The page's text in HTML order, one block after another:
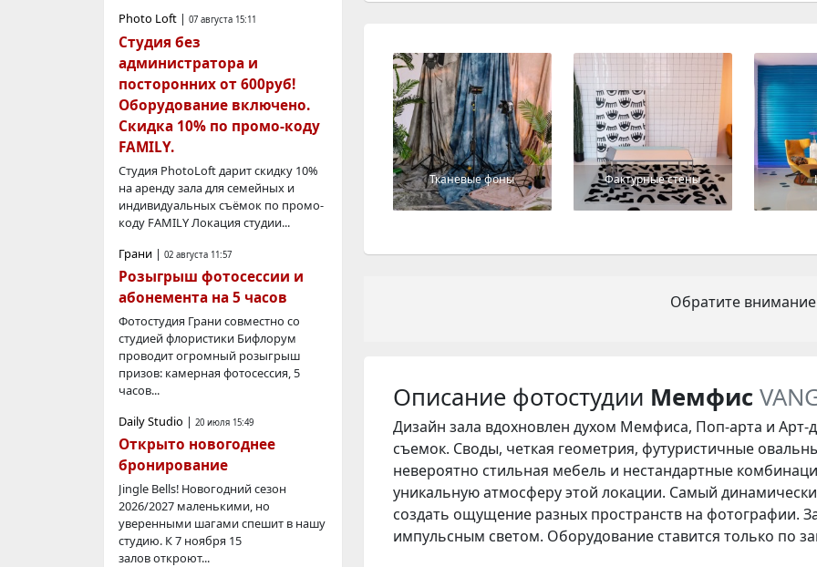
Тканевые фоны Фактурные стены
Обратите внимание
Описание фотостудии Мемфис
Дизайн зала вдохновлен духом Мемфиса, Поп-арта и Арт-
съемок. Своды, четкая геометрия, футуристичные
невероятно стильная мебель и нестандартные
уникальную атмосферу этой локации. Самый
создать ощущение разных пространств на фотографии.
импульсным светом. Оборудование ставится только по
Photo Loft | 07 августа 15:11
Студия без
администратора и
посторонних от 600руб!
Оборудование включено.
Скидка 10% по промо-коду
FAMILY.
Студия PhotoLoft дарит скидку 10%
на аренду зала для семейных и
индивидуальных съёмок по промо-
коду FAMILY Локация студии...
Грани | 02 августа 11:57
Розыгрыш фотосессии и
абонемента на 5 часов
Фотостудия Грани совместно со
студией флористики Бифлорум
проводит огромный розыгрыш
призов: камерная фотосессия, 5
часов...
Daily Studio | 20 июля 15:49
Открыто новогоднее
бронирование
Jingle Bells! Новогодний сезон
2026/2027 маленькими, но
уверенными шагами спешит в нашу
студию. К 7 ноября 15
залов откроют...